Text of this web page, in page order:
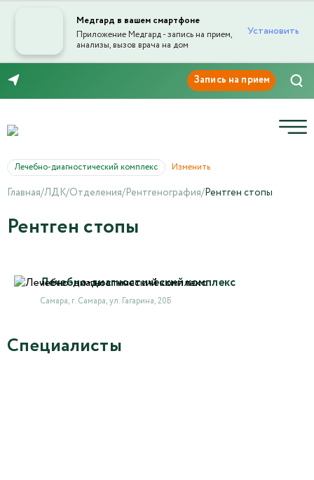
Медгард в вашем смартфоне
Приложение Медгард - запись на прием,
анализы, вызов врача на дом
Установить
Лечебно-диагностический комплекс Изменить
Главная/ЛДК/Отделения/Рентгенография/Рентген стопы
Рентген стопы
Лечебно-диагностический комплекс
Самара, г. Самара, ул. Гагарина, 20Б
Специалисты